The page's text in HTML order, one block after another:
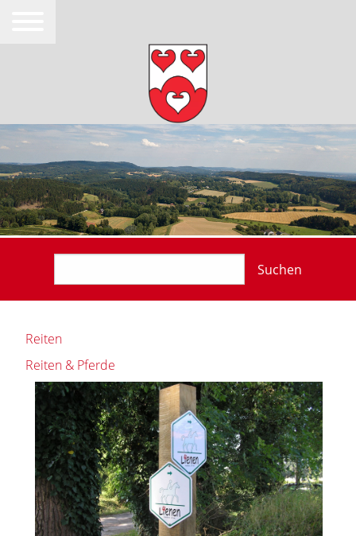
Suchen
Reiten
Reiten & Pferde